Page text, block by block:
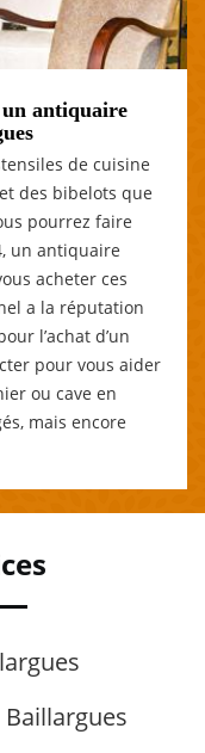
antiquaire
de cuisine
des bibelots que
pourrez faire
un antiquaire
acheter ces
a la réputation
l’achat d’un
pour vous aider
ou cave en
mais encore